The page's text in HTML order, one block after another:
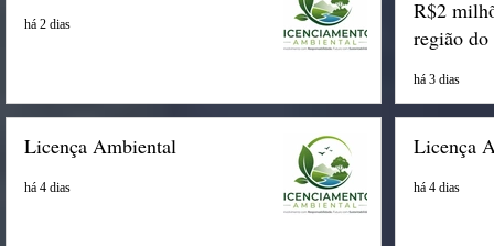
há 2 dias
R$2
região do
há 3 dias
Licença Ambiental
há 4 dias
Licença
há 4 dias